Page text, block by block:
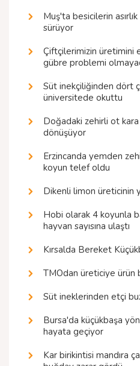
Muş'ta besicilerin
sürüyor
Çiftçilerimizin üretimini
gübre problemi
Süt inekçiliğinden dört
üniversitede okuttu
Doğadaki zehirli ot
dönüşüyor
Erzincanda yemden
koyun telef oldu
Dikenli limon üreticinin
Hobi olarak 4 koyunla
hayvan sayısına ulaştı
Kırsalda Bereket
TMOdan üreticiye
Süt ineklerinden etçi
Bursa'da küçükbaşa
hayata geçiyor
Kar birikintisi mandıra